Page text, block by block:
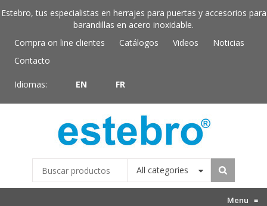
Estebro, tus especialistas en herrajes para puertas y accesorios para
barandillas en acero inoxidable.
Compra on line clientes
Catálogos Videos
Noticias
Contacto
Idiomas: EN FR
All categories
Menu ≡